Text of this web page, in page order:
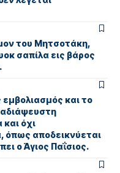
του Μητσοτάκη,
σαπίλα εις βάρος
και το
όχι
όπως αποδεικνύεται
ο Άγιος Παΐσιος.